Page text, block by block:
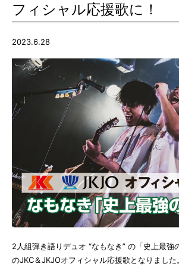
フィシャル応援歌に！
2023.6.28
2人組弾き語りデュオ “なもなき” の「史上最強
のJKC＆JKJOオフィシャル応援歌となりました。